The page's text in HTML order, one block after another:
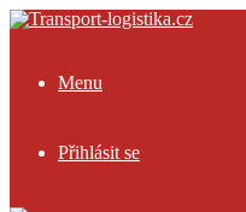
Menu
Přihlásit se